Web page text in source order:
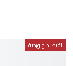
اقتصاد وبورصة